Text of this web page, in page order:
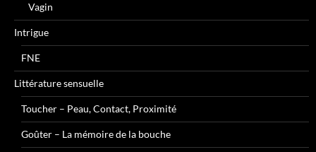
Vagin
Intrigue
FNE
Littérature sensuelle
Toucher – Peau, Contact, Proximité
Goûter – La mémoire de la bouche